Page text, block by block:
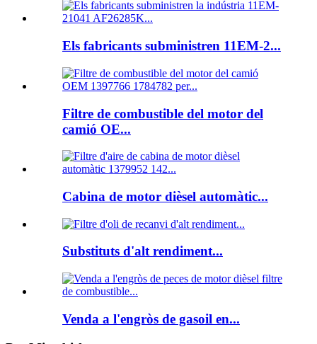
Els fabricants subministren 11EM-2...
Filtre de combustible del motor del
camió OE...
Cabina de motor dièsel automàtic...
Substituts d'alt rendiment...
Venda a l'engròs de gasoil en...